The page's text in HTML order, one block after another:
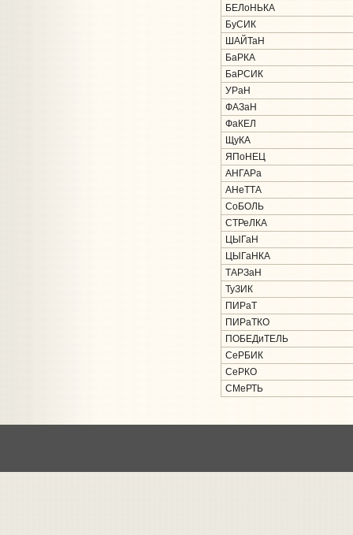
БЕЛоНЬКА
БуСИК
ШАЙТаН
БаРКА
БаРСИК
УРаН
ФАЗаН
ФаКЕЛ
ЩуКА
ЯПоНЕЦ
АНГАРа
АНеТТА
СоБОЛЬ
СТРеЛКА
ЦЫГаН
ЦЫГаНКА
ТАРЗаН
ТуЗИК
ПИРаТ
ПИРаТКО
ПОБЕДиТЕЛЬ
СеРБИК
СеРКО
СМеРТЬ